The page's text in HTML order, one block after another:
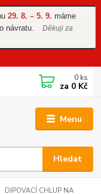
29. 8. – 5. 9. máme
návratu.
Děkuji za
Menu
Hledat
0 ks
za 0 Kč
DIPOVACÍ CHLUP NA